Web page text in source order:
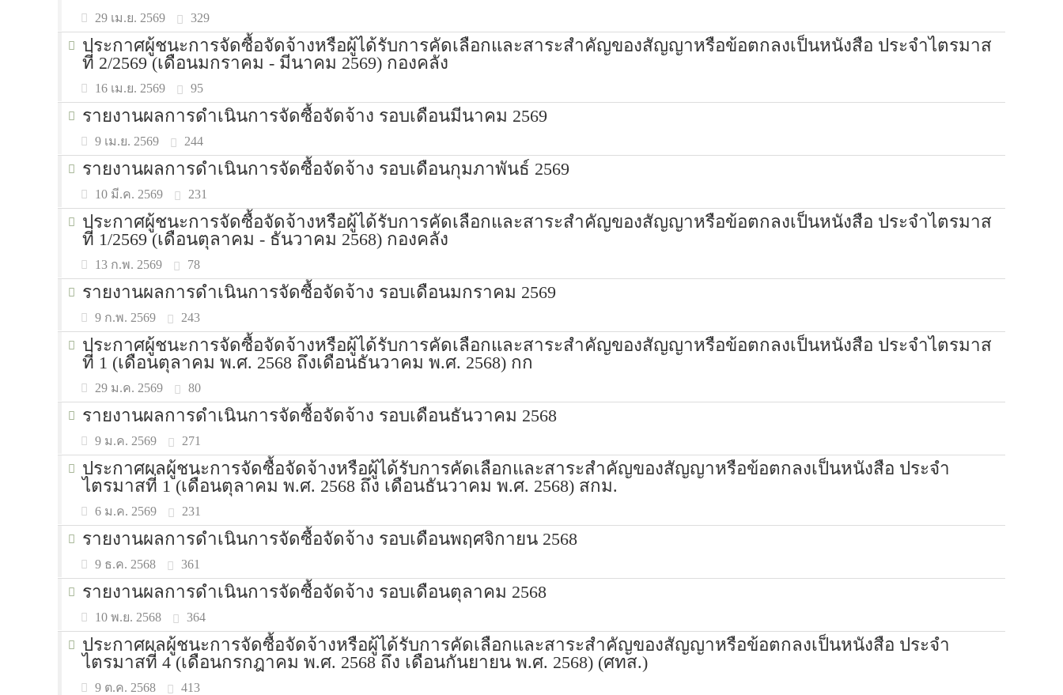
29 เม.ย. 2569 329
ประกาศผู้ชนะการจัดซื้อจัดจ้างหรือผู้ได้รับการคัดเลือกและสาระสำคัญของสัญญาหรือข้อตกลงเป็นหนังสือ ประจำไตรมาส
ที่ 2/2569 (เดือนมกราคม - มีนาคม 2569) กองคลัง
16 เม.ย. 2569 95
รายงานผลการดำเนินการจัดซื้อจัดจ้าง รอบเดือนมีนาคม 2569
9 เม.ย. 2569 244
รายงานผลการดำเนินการจัดซื้อจัดจ้าง รอบเดือนกุมภาพันธ์ 2569
10 มี.ค. 2569 231
ประกาศผู้ชนะการจัดซื้อจัดจ้างหรือผู้ได้รับการคัดเลือกและสาระสำคัญของสัญญาหรือข้อตกลงเป็นหนังสือ ประจำไตรมาส
ที่ 1/2569 (เดือนตุลาคม - ธันวาคม 2568) กองคลัง
13 ก.พ. 2569 78
รายงานผลการดำเนินการจัดซื้อจัดจ้าง รอบเดือนมกราคม 2569
9 ก.พ. 2569 243
ประกาศผู้ชนะการจัดซื้อจัดจ้างหรือผู้ได้รับการคัดเลือกและสาระสำคัญของสัญญาหรือข้อตกลงเป็นหนังสือ ประจำไตรมาส
ที่ 1 (เดือนตุลาคม พ.ศ. 2568 ถึงเดือนธันวาคม พ.ศ. 2568) กก
29 ม.ค. 2569 80
รายงานผลการดำเนินการจัดซื้อจัดจ้าง รอบเดือนธันวาคม 2568
9 ม.ค. 2569 271
ประกาศผลผู้ชนะการจัดซื้อจัดจ้างหรือผู้ได้รับการคัดเลือกและสาระสำคัญของสัญญาหรือข้อตกลงเป็นหนังสือ ประจำ
ไตรมาสที่ 1 (เดือนตุลาคม พ.ศ. 2568 ถึง เดือนธันวาคม พ.ศ. 2568) สกม.
6 ม.ค. 2569 231
รายงานผลการดำเนินการจัดซื้อจัดจ้าง รอบเดือนพฤศจิกายน 2568
9 ธ.ค. 2568 361
รายงานผลการดำเนินการจัดซื้อจัดจ้าง รอบเดือนตุลาคม 2568
10 พ.ย. 2568 364
ประกาศผลผู้ชนะการจัดซื้อจัดจ้างหรือผู้ได้รับการคัดเลือกและสาระสำคัญของสัญญาหรือข้อตกลงเป็นหนังสือ ประจำ
ไตรมาสที่ 4 (เดือนกรกฎาคม พ.ศ. 2568 ถึง เดือนกันยายน พ.ศ. 2568) (ศทส.)
9 ต.ค. 2568 413